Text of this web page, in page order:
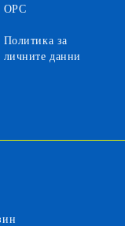
ОРС
Политика за
личните данни